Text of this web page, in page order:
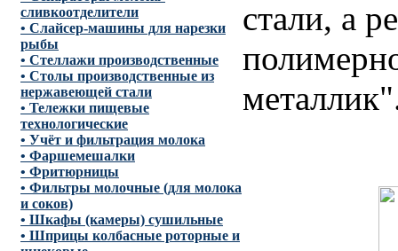
сливкоотделители
• Слайсер-машины для нарезки
рыбы
• Стеллажи производственные
• Столы производственные из
нержавеющей стали
• Тележки пищевые
технологические
• Учёт и фильтрация молока
• Фаршемешалки
• Фритюрницы
• Фильтры молочные (для молока
и соков)
• Шкафы (камеры) сушильные
• Шприцы колбасные роторные и
стали, а